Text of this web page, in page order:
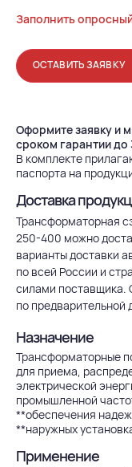
Заполнить
ОСТАВИТЬ ЗАЯВКУ
Оформите заявку и
сроком гарантии до
В комплекте
паспорта на
Доставка
Трансформаторная
250-400 можно
варианты доставки
по всей России и
силами поставщика.
по предварительной
Назначение
Трансформаторные
для приема,
электрической
промышленной
**обеспечения
**наружных
Применение